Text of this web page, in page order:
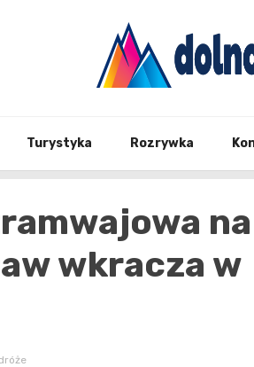
Turystyka Rozrywka
wkracza w